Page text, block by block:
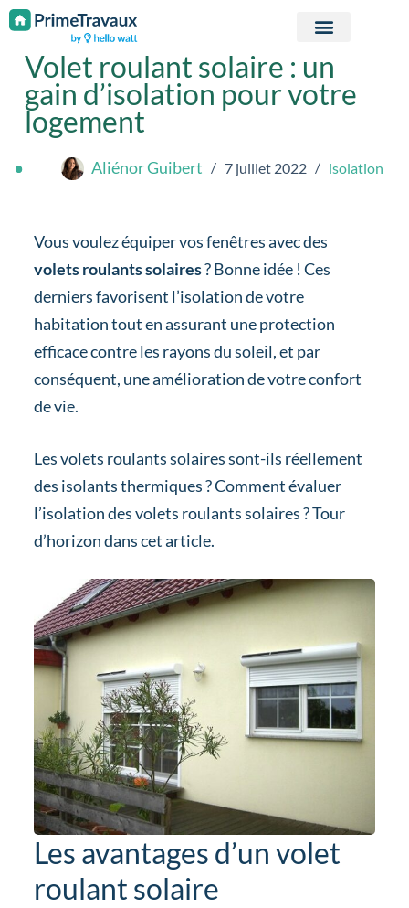
Passer au contenu
Volet roulant solaire : un
gain d’isolation pour votre
logement
Aliénor Guibert 7 juillet 2022 isolation
Vous voulez équiper vos fenêtres avec des
volets roulants solaires? Bonne idée ! Ces
derniers favorisent l’isolation de votre
habitation tout en assurant une protection
efficace contre les rayons du soleil, et par
conséquent, une amélioration de votre confort
de vie.
Les volets roulants solaires sont-ils réellement
des isolants thermiques ? Comment évaluer
l’isolation des volets roulants solaires ? Tour
d’horizon dans cet article.
Les avantages d’un volet
roulant solaire